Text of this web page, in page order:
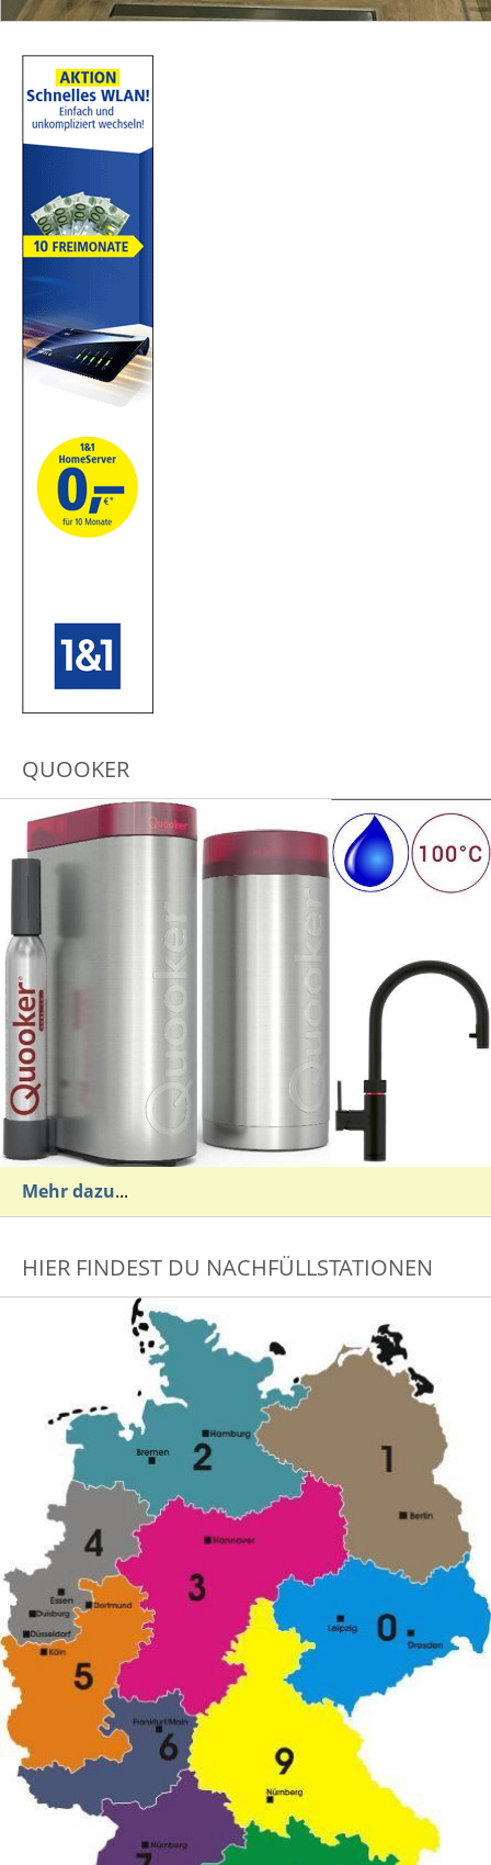
QUOOKER
Mehr dazu...
HIER FINDEST DU NACHFÜLLSTATIONEN